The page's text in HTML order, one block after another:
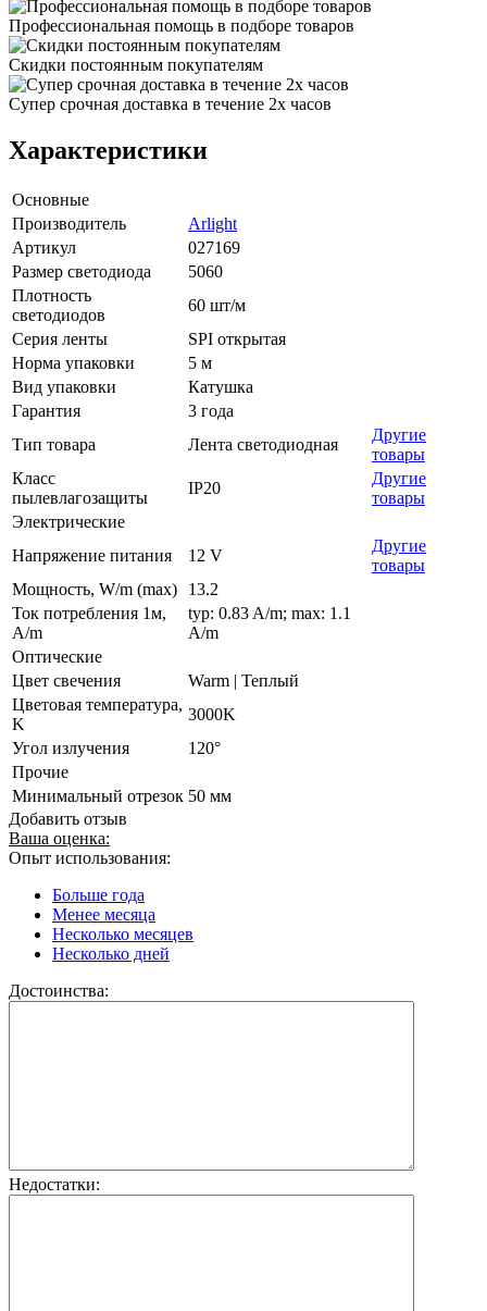
Профессиональная помощь в подборе товаров
Скидки постоянным покупателям
Супер срочная доставка в течение 2х часов
Характеристики
Основные
Производитель
Arlight
Артикул
027169
Размер светодиода
5060
Плотность
светодиодов
60 шт/м
Серия ленты
SPI открытая
Норма упаковки
5 м
Вид упаковки
Катушка
Гарантия
3 года
Тип товара
Лента светодиодная
Другие
товары
Класс
пылевлагозащиты
IP20
Другие
товары
Электрические
Напряжение питания
12 V
Другие
товары
Мощность, W/m (max)
13.2
Ток потребления 1м,
A/m
typ: 0.83 A/m; max: 1.1
A/m
Оптические
Цвет свечения
Warm | Теплый
Цветовая температура,
K
3000K
Угол излучения
120°
Прочие
Минимальный отрезок 50 мм
Добавить отзыв
Ваша оценка:
Опыт использования:
Больше года
Менее месяца
Несколько месяцев
Несколько дней
Достоинства:
Недостатки: